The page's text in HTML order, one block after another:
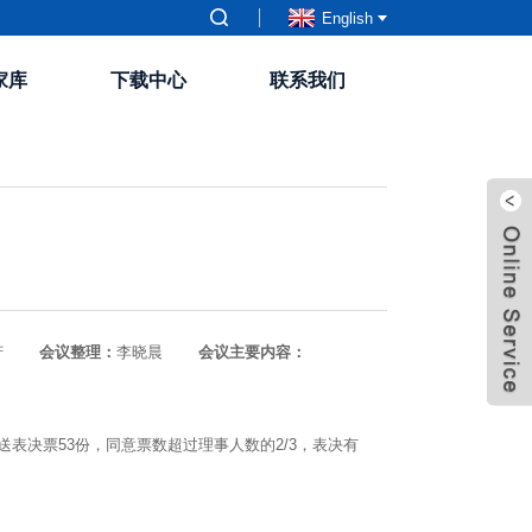
English
库 下载中心 联系我们
会议整理： 李晓晨 会议主要内容：
表决票53份，同意票数超过理事人数的2/3，表决有